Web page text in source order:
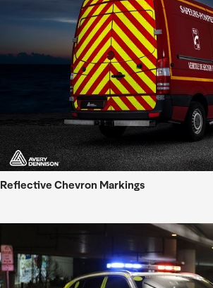
Reflective Chevron Markings